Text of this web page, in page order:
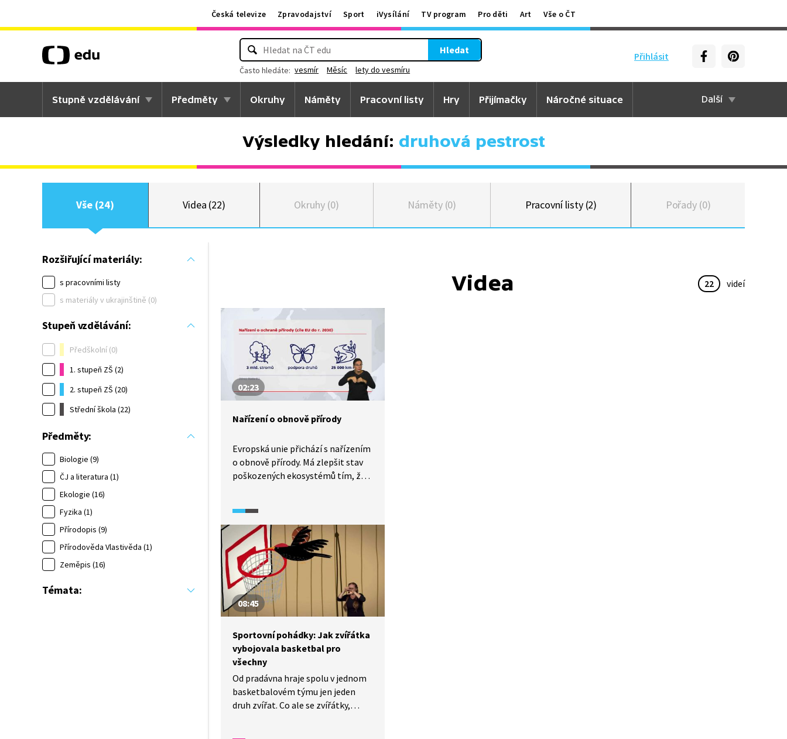
Česká televize Zpravodajství Sport iVysílání TV program Pro děti Art Vše o ČT
Přihlásit
Hledat
Často hledáte: vesmír Měsíc lety do vesmíru
Stupně vzdělávání Předměty Okruhy Náměty Pracovní listy Hry Přijímačky Náročné situace Další
Výsledky hledání: druhová pestrost
Vše (24) Videa (22) Okruhy (0) Náměty (0) Pracovní listy (2) Pořady (0)
Rozšiřující materiály:
s pracovními listy
s materiály v ukrajinštině (0)
Stupeň vzdělávání:
Předškolní (0)
1. stupeň ZŠ (2)
2. stupeň ZŠ (20)
Střední škola (22)
Předměty:
Biologie (9)
ČJ a literatura (1)
Ekologie (16)
Fyzika (1)
Přírodopis (9)
Přírodověda Vlastivěda (1)
Zeměpis (16)
Témata:
Videa 22 videí
02:23
Nařízení o obnově přírody
Evropská unie přichází s nařízením
o obnově přírody. Má zlepšit stav
poškozených ekosystémů tím, že
prvky poskytnou prostor vyšší
druhové rozmanitosti. Pestrá
krajina znamená totiž i stabilní
krajinu vhodnou pro boj
s klimatickou krizí a zdravé
ekosystémy umějí změně klimatu
odolávat.
08:45
Sportovní pohádky: Jak zvířátka
vybojovala basketbal pro
všechny
Od pradávna hraje spolu v jednom
basketbalovém týmu jen jeden
druh zvířat. Co ale se zvířátky,